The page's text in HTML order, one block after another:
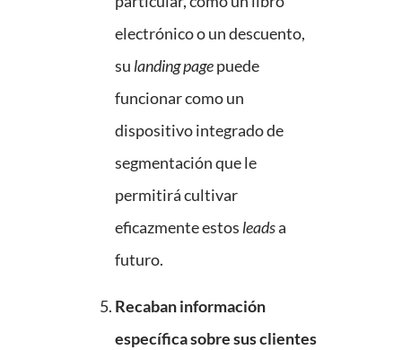
electrónico o un descuento,
su landing pagepuede
funcionar como un
dispositivo integrado de
segmentación que le
permitirá cultivar
eficazmente estos leadsa
futuro.
Recaban información
específica sobre sus clientes